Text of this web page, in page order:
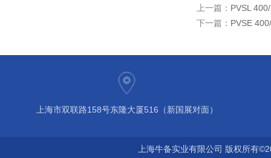
上一篇： PVSL
下一篇： PVSE
上海市双联路158号东隆大厦516（新国展对面）
上海牛备实业有限公司 版权所有